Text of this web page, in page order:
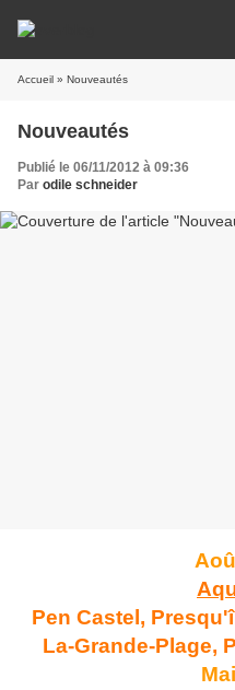
Accueil » Nouveautés
Nouveautés
Publié le 06/11/2012 à 09:36
Par odile schneider
Pen Castel,
La-Grande-Plage,